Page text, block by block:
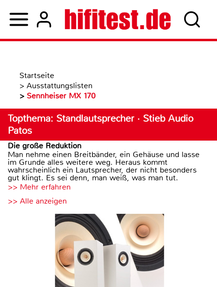
Startseite
> Ausstattungslisten
> Sennheiser MX 170
Topthema: Standlautsprecher · Stieb Audio
Patos
Die große Reduktion
Man nehme einen Breitbänder, ein Gehäuse und lasse
im Grunde alles weitere weg. Heraus kommt
wahrscheinlich ein Lautsprecher, der nicht besonders
gut klingt. Es sei denn, man weiß, was man tut.
>> Mehr erfahren
>> Alle anzeigen